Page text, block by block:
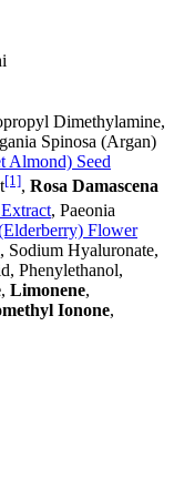
Dimethylamine,
Spinosa (Argan)
Almond) Seed
[1], Rosa Damascena
, Paeonia
Flower
Sodium Hyaluronate,
Phenylethanol,
, Limonene,
Ionone,